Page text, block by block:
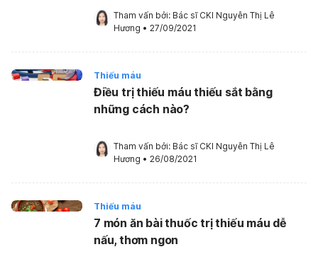
Tham vấn bởi: Bác sĩ CKI Nguyễn Thị Lê
Hương • 27/09/2021
Thiếu máu
Điều trị thiếu máu thiếu sắt bằng
những cách nào?
Tham vấn bởi: Bác sĩ CKI Nguyễn Thị Lê
Hương • 26/08/2021
Thiếu máu
7 món ăn bài thuốc trị thiếu máu dễ
nấu, thơm ngon